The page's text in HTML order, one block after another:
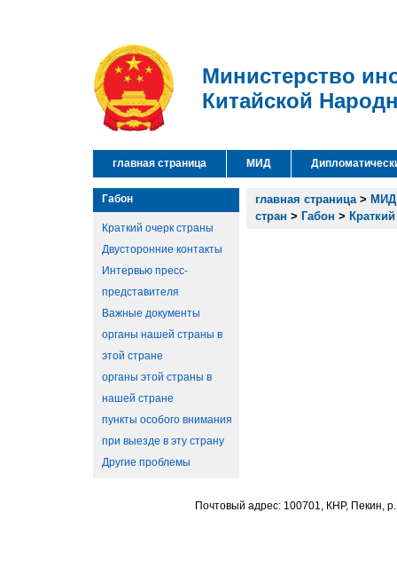
Министерство
Китайской
главная страница МИД
Габон
Краткий очерк страны
Двусторонние контакты
Интервью пресс-
представителя
Важные документы
органы нашей страны в
этой стране
органы этой страны в
нашей стране
пункты особого внимания
при выезде в эту страну
Другие проблемы
главная страница> МИД
стран > Габон >
Почтовый адрес: 100701, КНР, Пекин,